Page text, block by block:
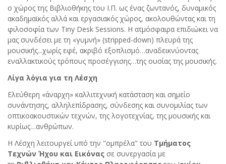
ο χώρος της Βιβλιοθήκης του Ι.Π. ως ένας ζωντανός, δυναμικός
ακαδημαϊκός αλλά και εργασιακός χώρος, ακολουθώντας και τη
φιλοσοφία των Tiny Desk Sessions. Η ατμόσφαιρα επιδιώκει να
μας συνδέσει με τη «γυμνή» (stripped-down) πλευρά της
μουσικής...χωρίς εφέ, ακριβό εξοπλισμό…αναδεικνύοντας
εναλλακτικούς τρόπους προσέγγισης…της ουσίας της μουσικής.
Λίγα λόγια για τη Λέσχη
Ελεύθερη «άναρχη» καλλιτεχνική κατάσταση και σημείο
συνάντησης, αλληλεπίδρασης, σύνδεσης και συνομιλίας των
οπτικοακουστικών τεχνών, της λογοτεχνίας, της μουσικής και
κυρίως…ανθρώπων.
Η Λέσχη λειτουργεί υπό την "ομπρέλα" του Τμήματος
Τεχνών Ήχου και Εικόνας σε συνεργασία με